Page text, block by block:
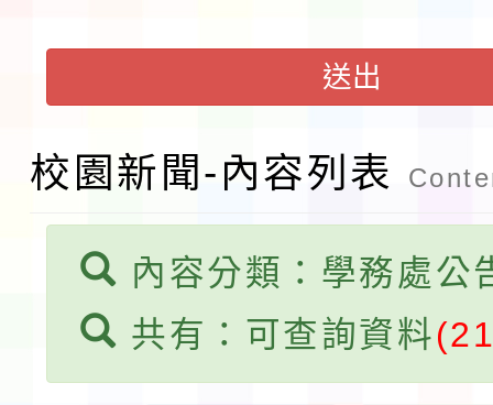
第3次招考代課鐘點教
告(不再辦理後續甄選)
檢送「桃園市115學年
賽實施要點」1份
本市「115學年度學生
程安排一案
「桃園市補助參觀特色
展演活動實施計畫」
請一案
送出
校園新聞-內容列表
內容分類：學務處公
共有：可查詢資料